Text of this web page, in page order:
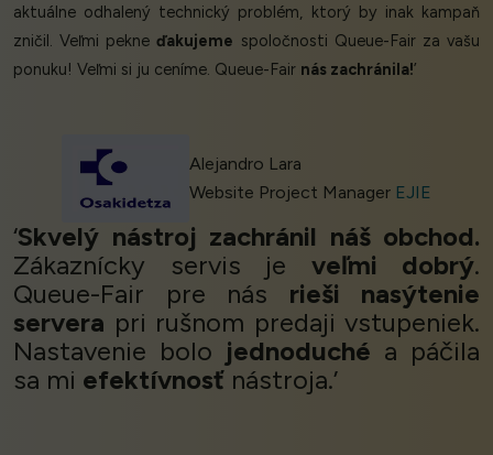
aktuálne odhalený technický problém, ktorý by inak kampaň
zničil. Veľmi pekneďakujeme spoločnosti Queue-Fair za vašu
ponuku! Veľmi si ju ceníme. Queue-Fair nás zachránila!’
Alejandro Lara
Website Project Manager EJIE
‘Skvelý nástroj zachránil náš obchod.
Zákaznícky servis je veľmi dobrý.
Queue-Fair pre nás rieši nasýtenie
servera pri rušnom predaji vstupeniek.
Nastavenie bolo jednoduché a páčila
sa mi efektívnosť nástroja.’